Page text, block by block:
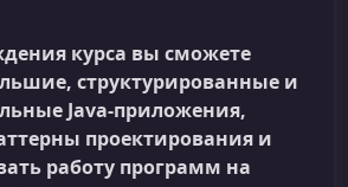
курса вы сможете
структурированные и
Java-приложения,
проектирования и
работу программ на